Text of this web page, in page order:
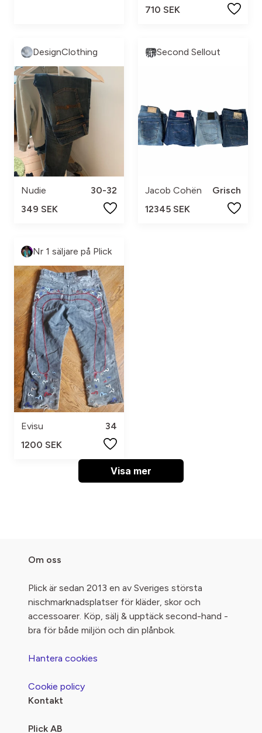
710 SEK
DesignClothing
Nudie
30-32
349 SEK
Second Sellout
Jacob Cohën
Grisch
12345 SEK
Nr 1 säljare på Plick
Evisu
34
1200 SEK
Visa mer
Om oss
Plick är sedan 2013 en av Sveriges största
nischmarknadsplatser för kläder, skor och
accessoarer. Köp, sälj & upptäck second-hand -
bra för både miljön och din plånbok.
Hantera cookies
Cookie policy
Kontakt
Plick AB